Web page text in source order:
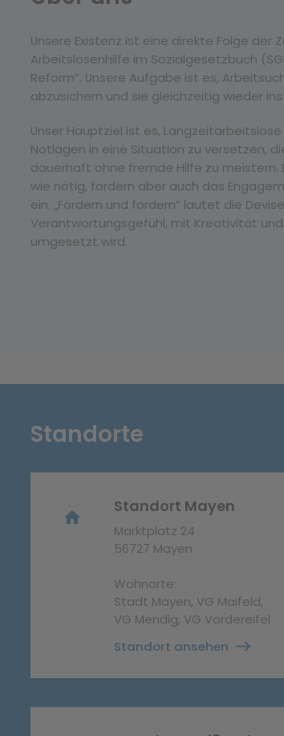
Unsere Existenz ist eine direkte Folge der
Arbeitslosenhilfe im Sozialgesetzbuch
Reform“. Unsere Aufgabe ist es,
abzusichern und sie gleichzeitig wieder
Unser Hauptziel ist es,
Notlagen in eine Situation zu versetzen,
dauerhaft ohne fremde Hilfe zu meistern.
wie nötig, fordern aber auch das
ein. „Fördern und fordern“ lautet die
Verantwortungsgefühl, mit Kreativität
umgesetzt wird.
Standorte
home
Standort Mayen
Marktplatz 24
56727 Mayen
Wohnorte:
Stadt Mayen, VG Maifeld,
VG Mendig, VG Vordereifel
Standort ansehen east